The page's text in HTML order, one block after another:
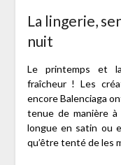
La lingerie,
nuit
Le printemps et
fraîcheur ! Les
encore Balenciaga
tenue de manière
longue en satin ou
qu’être tenté de les